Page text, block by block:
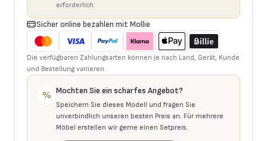
erforderlich.
Sicher online bezahlen mit Mollie
Die verfügbaren Zahlungsarten können je nach Land, Gerät, Kunde
und Bestellung variieren.
% Mochten Sie ein scharfes Angebot?
Speichern Sie dieses Modell und fragen Sie
unverbindlich unseren besten Preis an. Für mehrere
Möbel erstellen wir gerne einen Setpreis.